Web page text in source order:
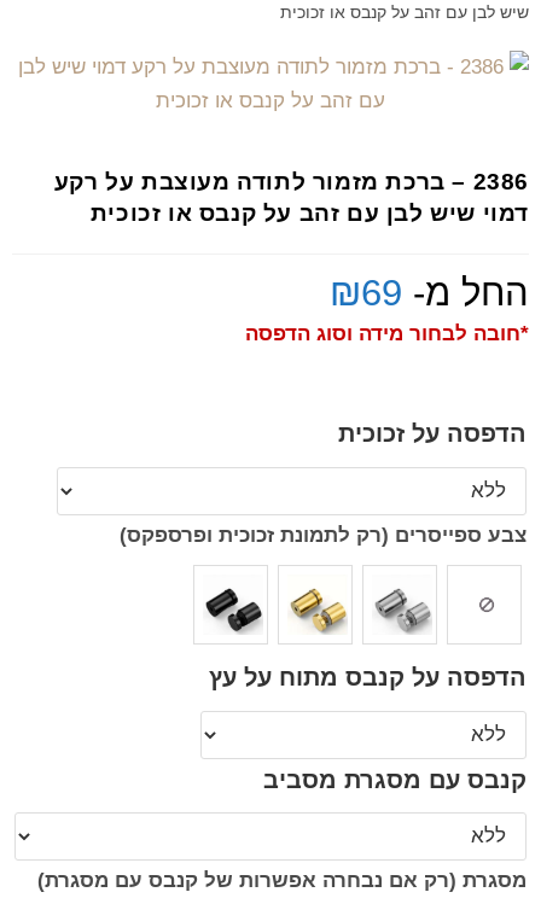
שיש לבן עם זהב על קנבס או זכוכית
2386 – ברכת מזמור לתודה מעוצבת על רקע
דמוי שיש לבן עם זהב על קנבס או זכוכית
החל מ- ₪69
*חובה לבחור מידה וסוג הדפסה
הדפסה על זכוכית
צבע ספייסרים (רק לתמונת זכוכית ופרספקס)
הדפסה על קנבס מתוח על עץ
קנבס עם מסגרת מסביב
מסגרת (רק אם נבחרה אפשרות של קנבס עם מסגרת)